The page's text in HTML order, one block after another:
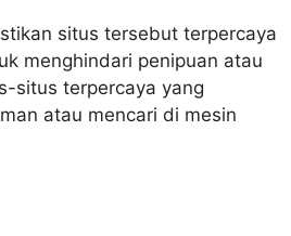
situs tersebut terpercaya
menghindari penipuan atau
situs terpercaya yang
atau mencari di mesin